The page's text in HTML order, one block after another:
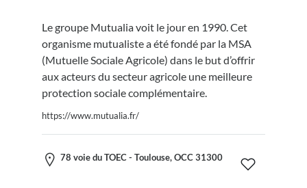
Le groupe Mutualia voit le jour en 1990. Cet
organisme mutualiste a été fondé par la MSA
(Mutuelle Sociale Agricole) dans le but d’offrir
aux acteurs du secteur agricole une meilleure
protection sociale complémentaire.
https://www.mutualia.fr/
78 voie du TOEC - Toulouse, OCC 31300